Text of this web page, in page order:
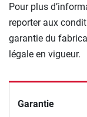
Pour plus
reporter aux
garantie du
légale en vigueur.
Garantie